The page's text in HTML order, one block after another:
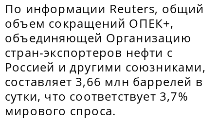
По информации Reuters, общий
объем сокращений ОПЕК+,
объединяющей Организацию
стран-экспортеров нефти с
Россией и другими союзниками,
составляет 3,66 млн баррелей в
сутки, что соответствует 3,7%
мирового спроса.